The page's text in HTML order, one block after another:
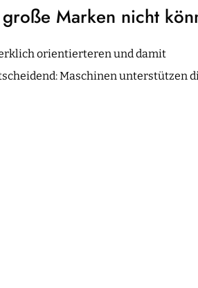
Marken nicht
orientierteren und damit
Maschinen unterstützen